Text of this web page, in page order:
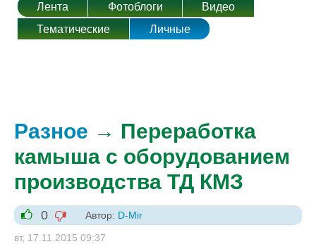
Лента Фотоблоги
Видео
Тематические
Личные
Разное → Переработка
камыша с оборудованием
производства ТД КМЗ
+1
0
-1
Автор: D-Mir
вт, 17.11.2015 09:37